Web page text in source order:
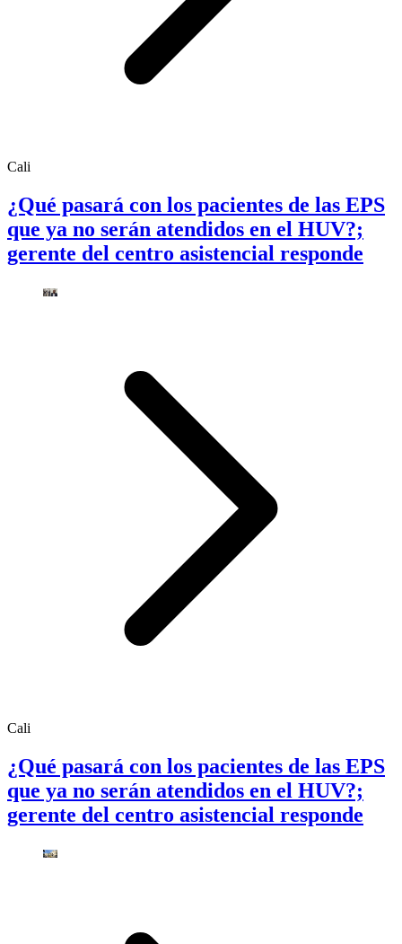
Cali
¿Qué pasará con los pacientes de las EPS
que ya no serán atendidos en el HUV?;
gerente del centro asistencial responde
Cali
¿Qué pasará con los pacientes de las EPS
que ya no serán atendidos en el HUV?;
gerente del centro asistencial responde